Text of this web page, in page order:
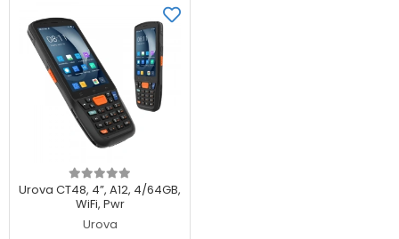
Sepete Ekle
Urova CT48, 4”, A12, 4/64GB,
WiFi, Pwr
Urova